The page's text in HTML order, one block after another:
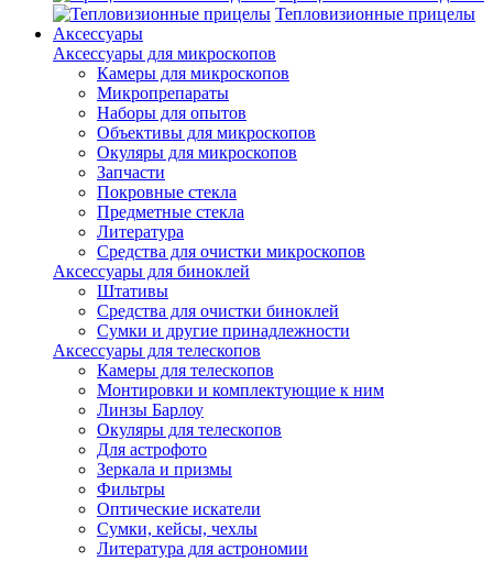
Тепловизионные прицелы
Аксессуары
Аксессуары для микроскопов
Камеры для микроскопов
Микропрепараты
Наборы для опытов
Объективы для микроскопов
Окуляры для микроскопов
Запчасти
Покровные стекла
Предметные стекла
Литература
Средства для очистки микроскопов
Аксессуары для биноклей
Штативы
Средства для очистки биноклей
Сумки и другие принадлежности
Аксессуары для телескопов
Камеры для телескопов
Монтировки и комплектующие к ним
Линзы Барлоу
Окуляры для телескопов
Для астрофото
Зеркала и призмы
Фильтры
Оптические искатели
Сумки, кейсы, чехлы
Литература для астрономии